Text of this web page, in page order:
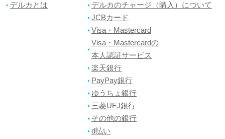
デルカとは
デルカのチャージ（購入）について
JCBカード
Visa・Mastercard
Visa・Mastercardの
本人認証サービス
楽天銀行
PayPay銀行
ゆうちょ銀行
三菱UFJ銀行
その他の銀行
d払い